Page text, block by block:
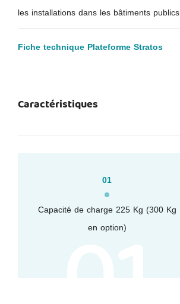
les installations dans les bâtiments publics.
Fiche technique Plateforme Stratos
Caractéristiques
01
Capacité de charge 225 Kg (300 Kg
en option)